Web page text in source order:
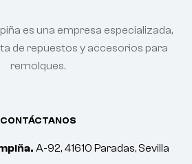
CONTÁCTANOS
A-92, 41610 Paradas, Sevilla
es una empresa especializada,
de repuestos y accesorios para
remolques.